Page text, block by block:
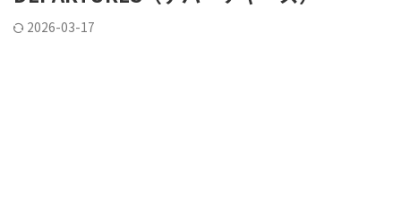
2026-03-17